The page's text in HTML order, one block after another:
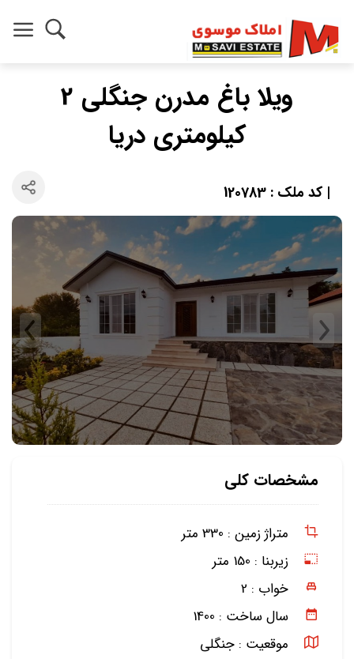
ویلا باغ مدرن جنگلی 2
کیلومتری دریا
| کد ملک : 120783
مشخصات کلی
متراژ زمین : 330 متر
زیربنا : 150 متر
خواب : 2
سال ساخت : 1400
موقعیت : جنگلی